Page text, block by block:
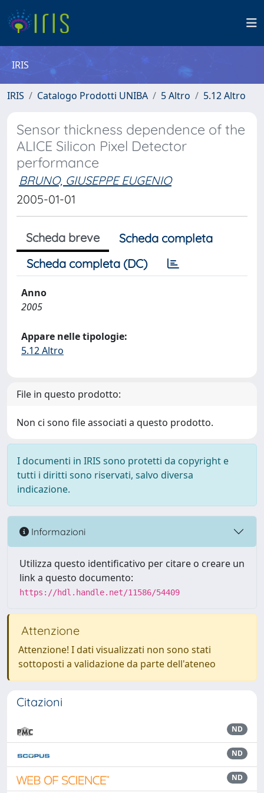
IRIS
IRIS Catalogo Prodotti UNIBA 5 Altro 5.12 Altro
Sensor thickness dependence of the
ALICE Silicon Pixel Detector
performance
BRUNO, GIUSEPPE EUGENIO
2005-01-01
Scheda breve
Scheda completa
Scheda completa (DC)
Anno
2005
Appare nelle tipologie:
5.12 Altro
File in questo prodotto:
Non ci sono file associati a questo prodotto.
I documenti in IRIS sono protetti da copyright e
tutti i diritti sono riservati, salvo diversa
indicazione.
Informazioni
Utilizza questo identificativo per citare o creare un
link a questo documento:
https://hdl.handle.net/11586/54409
Attenzione
Attenzione! I dati visualizzati non sono stati
sottoposti a validazione da parte dell'ateneo
Citazioni
ND
ND
ND